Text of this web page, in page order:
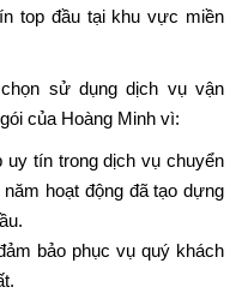
top đầu tại khu vực miền
sử dụng dịch vụ vận
của Hoàng Minh vì:
uy tín trong dịch vụ chuyển
hoạt động đã tạo dựng
bảo phục vụ quý khách